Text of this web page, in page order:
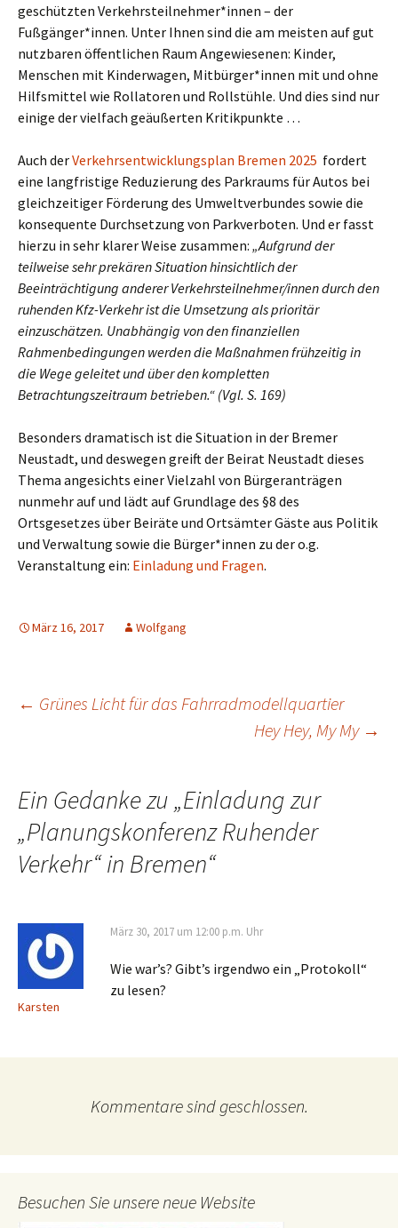
geschützten Verkehrsteilnehmer*innen – der
Fußgänger*innen. Unter Ihnen sind die am meisten auf gut
nutzbaren öffentlichen Raum Angewiesenen: Kinder,
Menschen mit Kinderwagen, Mitbürger*innen mit und ohne
Hilfsmittel wie Rollatoren und Rollstühle. Und dies sind nur
einige der vielfach geäußerten Kritikpunkte …
Auch derVerkehrsentwicklungsplan Bremen 2025 fordert
eine langfristige Reduzierung des Parkraums für Autos bei
gleichzeitiger Förderung des Umweltverbundes sowie die
konsequente Durchsetzung von Parkverboten. Und er fasst
hierzu in sehr klarer Weise zusammen: „Aufgrund der
teilweise sehr prekären Situation hinsichtlich der
Beeinträchtigung anderer Verkehrsteilnehmer/innen durch den
ruhenden Kfz-Verkehr ist die Umsetzung als prioritär
einzuschätzen. Unabhängig von den finanziellen
Rahmenbedingungen werden die Maßnahmen frühzeitig in
die Wege geleitet und über den kompletten
Betrachtungszeitraum betrieben.“ (Vgl. S. 169)
Besonders dramatisch ist die Situation in der Bremer
Neustadt, und deswegen greift der Beirat Neustadt dieses
Thema angesichts einer Vielzahl von Bürgeranträgen
nunmehr auf und lädt auf Grundlage des §8 des
Ortsgesetzes über Beiräte und Ortsämter Gäste aus Politik
und Verwaltung sowie die Bürger*innen zu der o.g.
Veranstaltung ein: Einladung und Fragen.
März 16, 2017 Wolfgang
Beitrags-
← Grünes Licht für das Fahrradmodellquartier
Hey Hey, My My →
Ein Gedanke zu „Einladung zur
„Planungskonferenz Ruhender
Verkehr“ in Bremen“
Karsten
März 30, 2017 um 12:00 p.m. Uhr
Wie war’s? Gibt’s irgendwo ein „Protokoll“
zu lesen?
Kommentare sind geschlossen.
Besuchen Sie unsere neue Website